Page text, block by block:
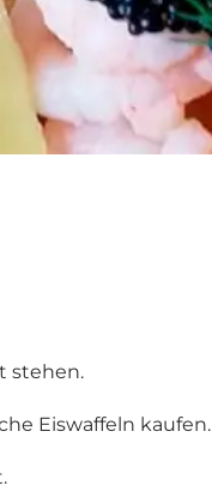
stehen.
Eiswaffeln kaufen.